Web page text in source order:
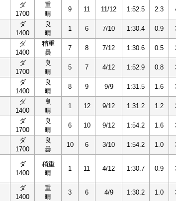
ダ
1700
重
晴
9 11 11/12 1:52.5 2.3
ダ
1400
良
晴
1 6 7/10 1:30.4 0.9
ダ
1400
稍重
曇
7 8 7/12 1:30.6 0.5
ダ
1700
良
晴
5 7 4/12 1:52.9 0.8
ダ
1400
良
晴
8 9 9/9 1:31.5 1.6
ダ
1400
良
晴
1 12 9/12 1:31.2 1.2
ダ
1700
良
晴
6 10 9/12 1:54.2 1.6
ダ
1700
良
曇
10 6 3/10 1:54.2 1.0
ダ
1400
稍重
晴
1 11 4/12 1:30.7 0.9
ダ
1400
重
晴
3 6 4/9 1:30.2 1.0